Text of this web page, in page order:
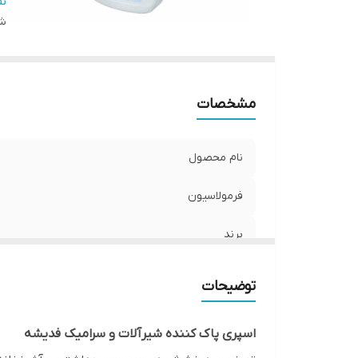
مشخصات
نام محصول
فرمولاسیون
برند
توضیحات
اسپری پاک کننده شیرآلات و سرامیک فدیشه